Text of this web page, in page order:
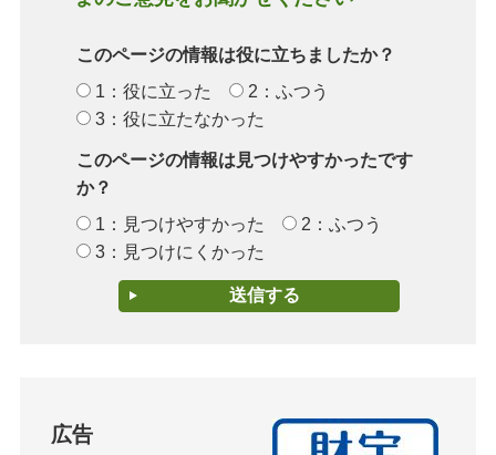
このページの情報は役に立ちましたか？
1：役に立った
2：ふつう
3：役に立たなかった
このページの情報は見つけやすかったです
か？
1：見つけやすかった
2：ふつう
3：見つけにくかった
広告